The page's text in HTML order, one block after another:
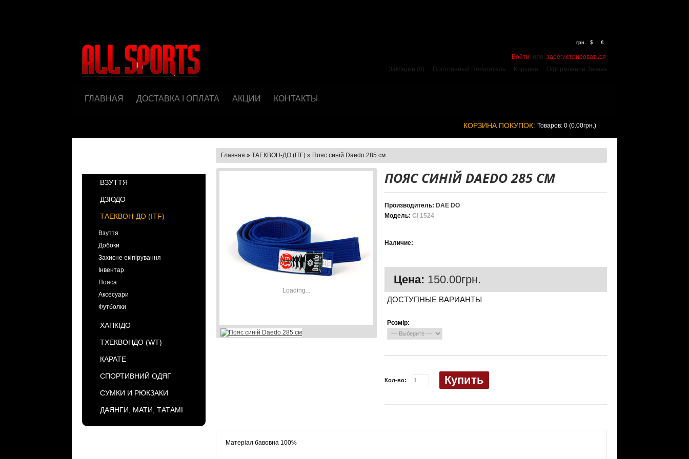
грн. $ €
Войти или зарегистрироваться
Закладки (0)
Постоянный Покупатель Корзина Оформление Заказа
ГЛАВНАЯ ДОСТАВКА І ОПЛАТА АКЦИИ КОНТАКТЫ
КОРЗИНА ПОКУПОК: Товаров: 0 (0.00грн.)
ВЗУТТЯ
ДЗЮДО
ТАЕКВОН-ДО (ІТF)
Взуття
Добоки
Захисне екіпірування
Інвентар
Пояса
Аксесуари
Футболки
ХАПКІДО
ТХЕКВОНДО (WT)
КАРАТЕ
СПОРТИВНИЙ ОДЯГ
СУМКИ И РЮКЗАКИ
ДАЯНГИ, МАТИ, ТАТАМІ
Главная » ТАЕКВОН-ДО (ІТF) » Пояс синій Daedo 285 см
Loading...
ПОЯС СИНІЙ DAEDO 285 СМ
Производитель: DAE DO
Модель: CI 1524
Наличие:
Цена: 150.00грн.
ДОСТУПНЫЕ ВАРИАНТЫ
Розмір:
Кол-во: Купить
Матеріал бавовна 100%